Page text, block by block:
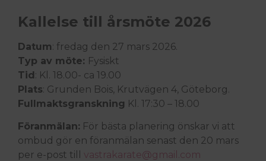
Kallelse till årsmöte 2026
Datum: fredag den 27 mars 2026.
Typ av möte: Fysiskt
Tid: Kl. 18.00- ca 19.00
Plats: Grunden Bois, Krutvägen 4, Göteborg.
Fullmaktsgranskning Kl. 17:30 – 18.00
Föranmälan: För bästa planering önskar vi att
ombud gör en föranmälan senast den 20 mars
per e-post till vastrakarate@gmail.com